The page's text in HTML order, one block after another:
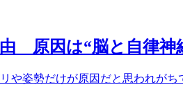
原因は“脳と自律神
や姿勢だけが原因だと思われが